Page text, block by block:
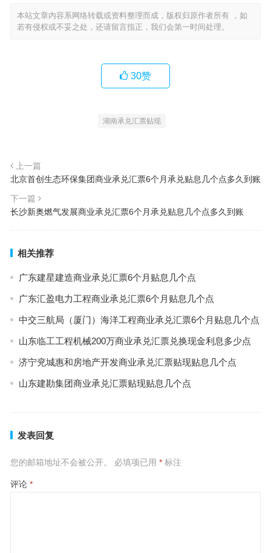
本站文章内容系网络转载或资料整理而成，版权归原作者所有 ，如
若有侵权或不妥之处，还请留言指正，我们会第一时间处理。
30赞
湖南承兑汇票贴现
上一篇
北京首创生态环保集团商业承兑汇票6个月承兑贴息几个点多久到账
下一篇
长沙新奥燃气发展商业承兑汇票6个月承兑贴息几个点多久到账
相关推荐
广东建星建造商业承兑汇票6个月贴息几个点
广东汇盈电力工程商业承兑汇票6个月贴息几个点
中交三航局（厦门）海洋工程商业承兑汇票6个月贴息几个点
山东临工工程机械200万商业承兑汇票兑换现金利息多少点
济宁兖城惠和房地产开发商业承兑汇票贴现贴息几个点
山东建勘集团商业承兑汇票贴现贴息几个点
发表回复
您的邮箱地址不会被公开。 必填项已用 *标注
评论 *